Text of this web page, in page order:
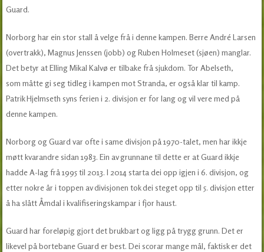
Guard.
Norborg har ein stor stall å velge frå i denne kampen. Berre André Larsen
(overtrakk), Magnus Jenssen (jobb) og Ruben Holmeset (sjøen) manglar.
Det betyr at Elling Mikal Kalvø er tilbake frå sjukdom. Tor Abelseth,
som måtte gi seg tidleg i kampen mot Stranda, er også klar til kamp.
Patrik Hjelmseth syns ferien i 2. divisjon er for lang og vil vere med på
denne kampen.
Norborg og Guard var ofte i same divisjon på 1970-talet, men har ikkje
møtt kvarandre sidan 1983. Ein av grunnane til dette er at Guard ikkje
hadde A-lag frå 1995 til 2013. I 2014 starta dei opp igjen i 6. divisjon, og
etter nokre år i toppen av divisjonen tok dei steget opp til 5. divisjon etter
å ha slått Åmdal i kvalifiseringskampar i fjor haust.
Guard har foreløpig gjort det brukbart og ligg på trygg grunn. Det er
likevel på bortebane Guard er best. Dei scorar mange mål, faktisk er det